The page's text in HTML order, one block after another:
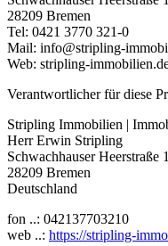
28209 Bremen
Tel: 0421 3770 321-0
Mail: info@stripling-
Web: stripling-
Verantwortlicher für diese
Stripling Immobilien |
Herr Erwin Stripling
Schwachhauser Heerstraße
28209 Bremen
Deutschland
fon ..: 042137703210
web ..: https://stripling-